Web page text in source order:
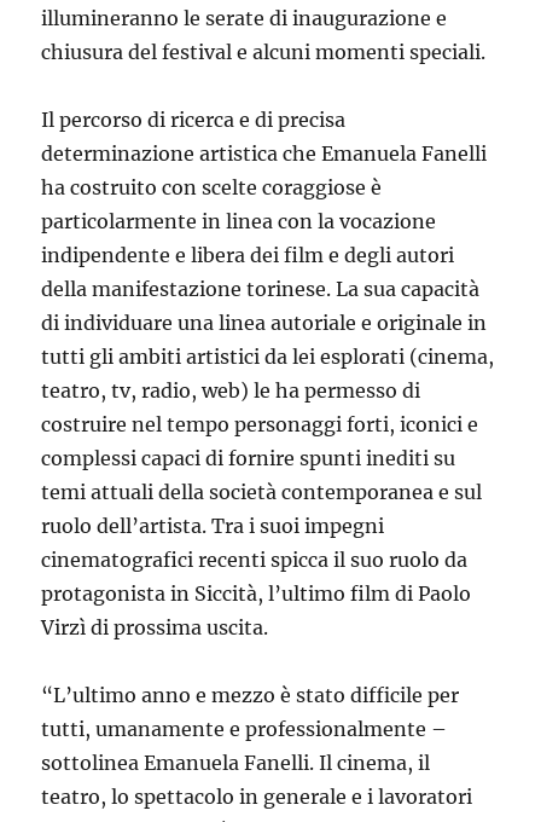
illumineranno le serate di inaugurazione e
chiusura del festival e alcuni momenti speciali.
Il percorso di ricerca e di precisa
determinazione artistica che Emanuela Fanelli
ha costruito con scelte coraggiose è
particolarmente in linea con la vocazione
indipendente e libera dei film e degli autori
della manifestazione torinese. La sua capacità
di individuare una linea autoriale e originale in
tutti gli ambiti artistici da lei esplorati (cinema,
teatro, tv, radio, web) le ha permesso di
costruire nel tempo personaggi forti, iconici e
complessi capaci di fornire spunti inediti su
temi attuali della società contemporanea e sul
ruolo dell’artista. Tra i suoi impegni
cinematografici recenti spicca il suo ruolo da
protagonista in Siccità, l’ultimo film di Paolo
Virzì di prossima uscita.
“L’ultimo anno e mezzo è stato difficile per
tutti, umanamente e professionalmente –
sottolinea Emanuela Fanelli. Il cinema, il
teatro, lo spettacolo in generale e i lavoratori